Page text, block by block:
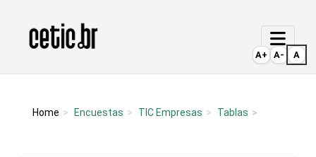
Página inicial
Home Encuestas TIC Empresas Tablas
A+ A- A